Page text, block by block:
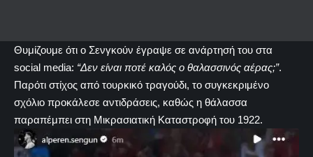
Θυμίζουμε ότι ο Σενγκούν έγραψε σε ανάρτησή του στα
social media: “Δεν είναι ποτέ καλός ο θαλασσινός αέρας;”.
Παρότι στίχος από τουρκικό τραγούδι, το συγκεκριμένο
σχόλιο προκάλεσε αντιδράσεις, καθώς η θάλασσα
παραπέμπει στη Μικρασιατική Καταστροφή του 1922.